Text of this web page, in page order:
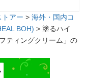
アー > 海外・国内コ
BOH) > 塗るハイ
ティングクリーム」の